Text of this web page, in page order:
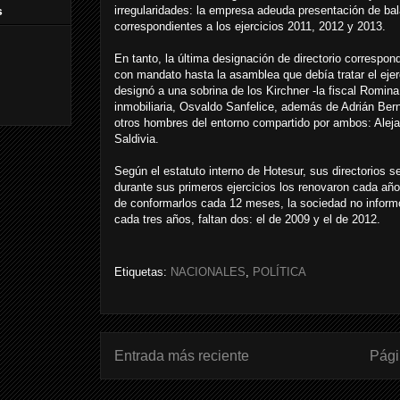
irregularidades: la empresa adeuda presentación de
correspondientes a los ejercicios 2011, 2012 y 2013.
En tanto, la última designación de directorio
con mandato hasta la asamblea que debía tratar el
designó a una sobrina de los Kirchner -la fiscal
inmobiliaria, Osvaldo Sanfelice, además de Adrián
otros hombres del entorno compartido por ambos:
Saldivia.
Según el estatuto interno de Hotesur, sus directorios
durante sus primeros ejercicios los renovaron cada
de conformarlos cada 12 meses, la sociedad no
cada tres años, faltan dos: el de 2009 y el de 2012.
Etiquetas: NACIONALES POLÍTICA
Entrada más reciente